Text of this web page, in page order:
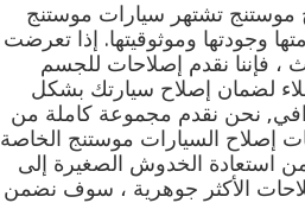
موستنج تشتهر سيارات موستنج
وجودتها وموثوقيتها. إذا تعرضت
، فإننا نقدم إصلاحات للجسم
لضمان إصلاح سيارتك بشكل
نحن نقدم مجموعة كاملة من
إصلاح السيارات موستنج الخاصة
استعادة الخدوش الصغيرة إلى
الأكثر جوهرية ، سوف نضمن